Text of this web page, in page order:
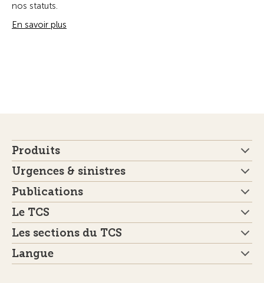
nos statuts.
En savoir plus
Produits
Urgences & sinistres
Publications
Le TCS
Les sections du TCS
Langue